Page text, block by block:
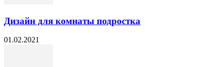
Дизайн для комнаты подростка
01.02.2021